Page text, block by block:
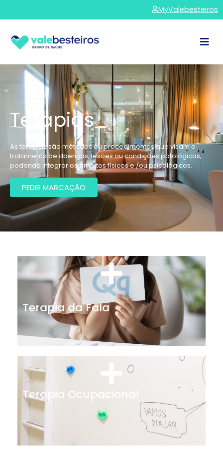
MyValebesteiros
Terapias
As terapias são métodos ou procedimentos que visam o
tratamento de doenças, lesões ou condições patológicas,
podendo integrar os âmbitos físicos e /ou psicológicos.
PEDIR MARCAÇÃO
Terapia da Fala
Terapia Ocupacional